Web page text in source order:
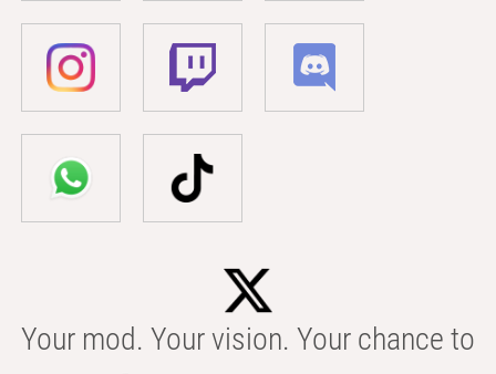
Your mod. Your vision. Your chance to